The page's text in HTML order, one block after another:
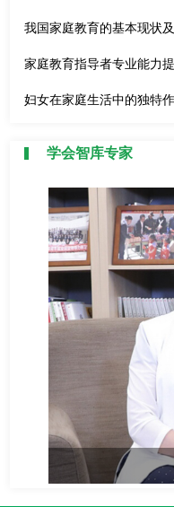
我国家庭教育的基本现状
家庭教育指导者专业能力
妇女在家庭生活中的独特
学会智库专家